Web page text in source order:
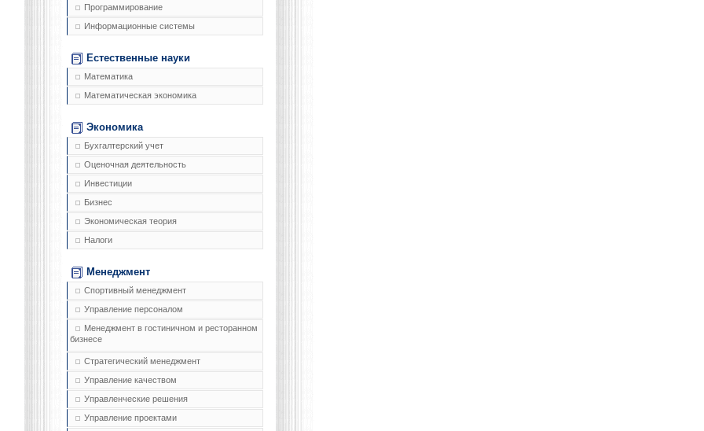
Программирование
Информационные системы
Естественные науки
Математика
Математическая экономика
Экономика
Бухгалтерский учет
Оценочная деятельность
Инвестиции
Бизнес
Экономическая теория
Налоги
Менеджмент
Спортивный менеджмент
Управление персоналом
Менеджмент в гостиничном и ресторанном
бизнесе
Стратегический менеджмент
Управление качеством
Управленческие решения
Управление проектами